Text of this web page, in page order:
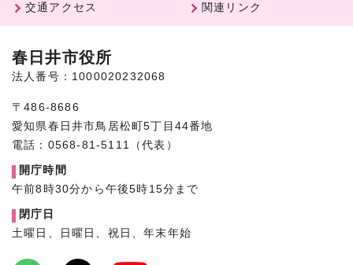
交通アクセス
関連リンク
春日井市役所
法人番号：1000020232068
〒486-8686
愛知県春日井市鳥居松町5丁目44番地
電話：0568-81-5111（代表）
開庁時間
午前8時30分から午後5時15分まで
閉庁日
土曜日、日曜日、祝日、年末年始